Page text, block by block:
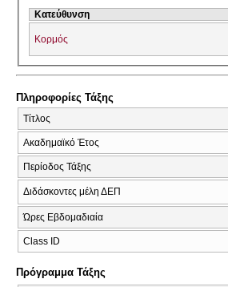
Κατεύθυνση
Κορμός
Πληροφορίες Τάξης
Τίτλος
Ακαδημαϊκό Έτος
Περίοδος Τάξης
Διδάσκοντες μέλη ΔΕΠ
Ώρες Εβδομαδιαία
Class ID
Πρόγραμμα Τάξης